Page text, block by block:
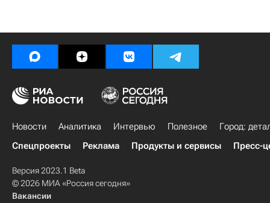
Новости Аналитика Интервью Полезное
Город:
Спецпроекты
Реклама Продукты и сервисы Пресс-
Версия 2023.1 Beta
© 2026 МИА «Россия сегодня»
Вакансии